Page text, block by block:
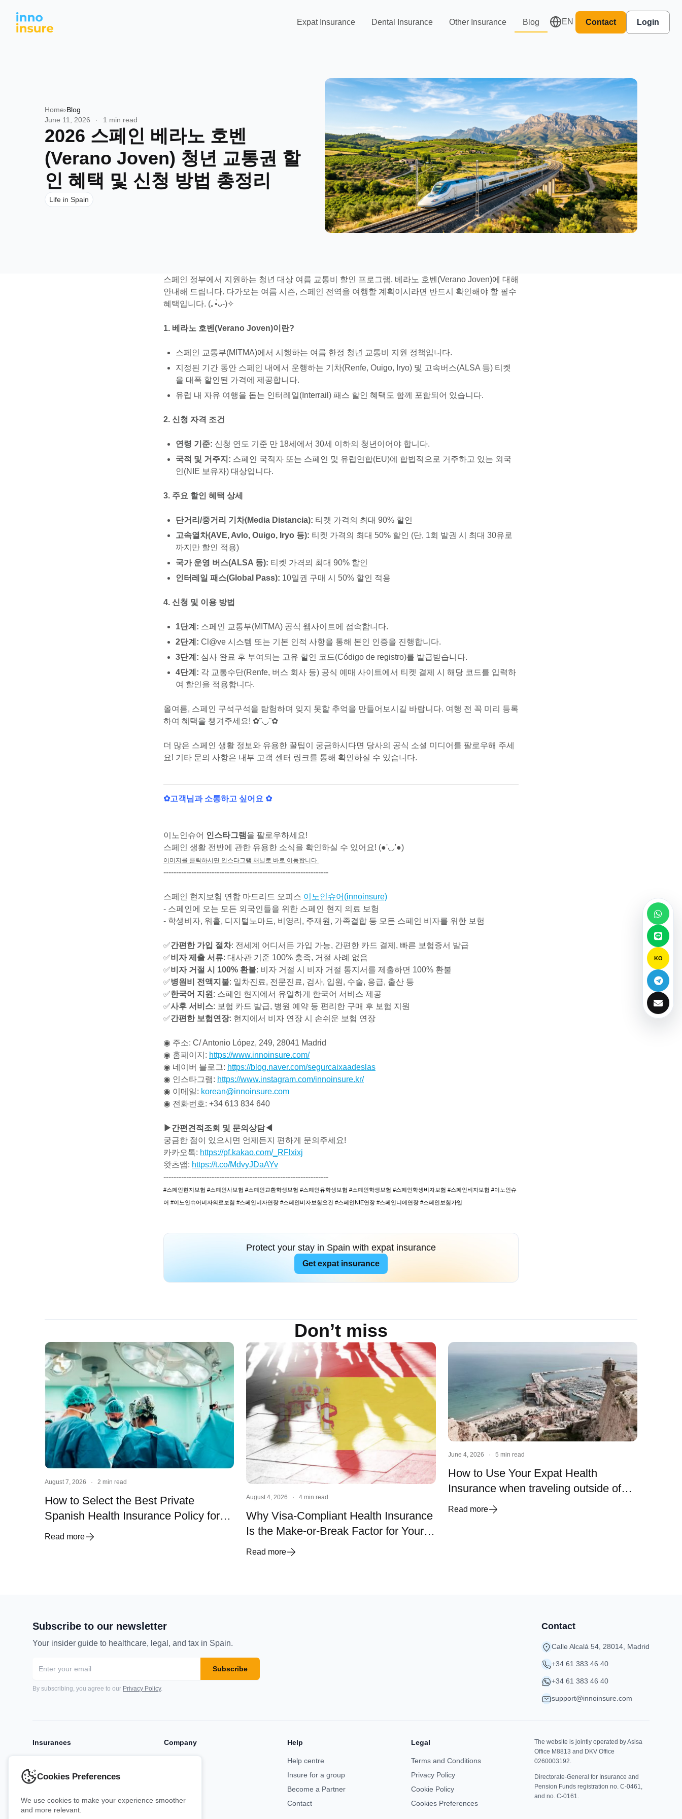
Expat Insurance Dental Insurance Other Insurance Blog EN Contact Login
Home›Blog
June 11, 2026
· 1 min read
2026 스페인 베라노 호벤
(Verano Joven) 청년 교통권 할
인 혜택 및 신청 방법 총정리
Life in Spain
스페인 정부에서 지원하는 청년 대상 여름 교통비 할인 프로그램, 베라노 호벤(Verano Joven)에 대해
안내해 드립니다. 다가오는 여름 시즌, 스페인 전역을 여행할 계획이시라면 반드시 확인해야 할 필수
혜택입니다. (｡•̀ᴗ-)✧
1. 베라노 호벤(Verano Joven)이란?
스페인 교통부(MITMA)에서 시행하는 여름 한정 청년 교통비 지원 정책입니다.
지정된 기간 동안 스페인 내에서 운행하는 기차(Renfe, Ouigo, Iryo) 및 고속버스(ALSA 등) 티켓
을 대폭 할인된 가격에 제공합니다.
유럽 내 자유 여행을 돕는 인터레일(Interrail) 패스 할인 혜택도 함께 포함되어 있습니다.
2. 신청 자격 조건
연령 기준: 신청 연도 기준 만 18세에서 30세 이하의 청년이어야 합니다.
국적 및 거주지: 스페인 국적자 또는 스페인 및 유럽연합(EU)에 합법적으로 거주하고 있는 외국
인(NIE 보유자) 대상입니다.
3. 주요 할인 혜택 상세
단거리/중거리 기차(Media Distancia): 티켓 가격의 최대 90% 할인
고속열차(AVE, Avlo, Ouigo, Iryo 등): 티켓 가격의 최대 50% 할인 (단, 1회 발권 시 최대 30유로
까지만 할인 적용)
국가 운영 버스(ALSA 등): 티켓 가격의 최대 90% 할인
인터레일 패스(Global Pass): 10일권 구매 시 50% 할인 적용
4. 신청 및 이용 방법
1단계: 스페인 교통부(MITMA) 공식 웹사이트에 접속합니다.
2단계: Cl@ve 시스템 또는 기본 인적 사항을 통해 본인 인증을 진행합니다.
3단계: 심사 완료 후 부여되는 고유 할인 코드(Código de registro)를 발급받습니다.
4단계: 각 교통수단(Renfe, 버스 회사 등) 공식 예매 사이트에서 티켓 결제 시 해당 코드를 입력하
여 할인을 적용합니다.
올여름, 스페인 구석구석을 탐험하며 잊지 못할 추억을 만들어보시길 바랍니다. 여행 전 꼭 미리 등록
하여 혜택을 챙겨주세요! ✿˘◡˘✿
더 많은 스페인 생활 정보와 유용한 꿀팁이 궁금하시다면 당사의 공식 소셜 미디어를 팔로우해 주세
요! 기타 문의 사항은 내부 고객 센터 링크를 통해 확인하실 수 있습니다.
✿고객님과 소통하고 싶어요 ✿
이노인슈어 인스타그램 을 팔로우하세요!
스페인 생활 전반에 관한 유용한 소식을 확인하실 수 있어요! (●'◡'●)
이미지를 클릭하시면 인스타그램 채널로 바로 이동합니다.
-----------------------------------------------------------------
스페인 현지보험 연합 마드리드 오피스 이노인슈어(innoinsure)
- 스페인에 오는 모든 외국인들을 위한 스페인 현지 의료 보험
- 학생비자, 워홀, 디지털노마드, 비영리, 주재원, 가족결합 등 모든 스페인 비자를 위한 보험
✅간편한 가입 절차: 전세계 어디서든 가입 가능, 간편한 카드 결제, 빠른 보험증서 발급
✅비자 제출 서류: 대사관 기준 100% 충족, 거절 사례 없음
✅비자 거절 시 100% 환불: 비자 거절 시 비자 거절 통지서를 제출하면 100% 환불
✅병원비 전액지불: 일차진료, 전문진료, 검사, 입원, 수술, 응급, 출산 등
✅한국어 지원 : 스페인 현지에서 유일하게 한국어 서비스 제공
✅사후 서비스: 보험 카드 발급, 병원 예약 등 편리한 구매 후 보험 지원
✅간편한 보험연장: 현지에서 비자 연장 시 손쉬운 보험 연장
◉ 주소: C/ Antonio López, 249, 28041 Madrid
◉ 홈페이지: https://www.innoinsure.com/
◉ 네이버 블로그: https://blog.naver.com/segurcaixaadeslas
◉ 인스타그램: https://www.instagram.com/innoinsure.kr/
◉ 이메일: korean@innoinsure.com
◉ 전화번호: +34 613 834 640
▶간편견적조회 및 문의상담◀
궁금한 점이 있으시면 언제든지 편하게 문의주세요!
카카오톡: https://pf.kakao.com/_RFlxixj
왓츠앱: https://t.co/MdvyJDaAYv
-----------------------------------------------------------------
#스페인현지보험 #스페인사보험 #스페인교환학생보험 #스페인유학생보험 #스페인학생보험 #스페인학생비자보험 #스페인비자보험 #이노인슈
어 #이노인슈어비자의료보험 #스페인비자연장 #스페인비자보험요건 #스페인NIE연장 #스페인니에연장 #스페인보험가입
Protect your stay in Spain with expat insurance
Get expat insurance
Don’t miss
August 7, 2026 · 2 min read
How to Select the Best Private
Spanish Health Insurance Policy for
Your Need
Read more
August 4, 2026 · 4 min read
Why Visa-Compliant Health Insurance
Is the Make-or-Break Factor for Your
Spanish Visa and Residency
Read more
June 4, 2026 · 5 min read
How to Use Your Expat Health
Insurance when traveling outside of
Spain?
Read more
Subscribe to our newsletter
Your insider guide to healthcare, legal, and tax in Spain.
Subscribe
By subscribing, you agree to our Privacy Policy.
Contact
Calle Alcalá 54, 28014, Madrid
+34 61 383 46 40
+34 61 383 46 40
support@innoinsure.com
Insurances
Dental Insurance
Pet Insurance
Company Help
Help centre
Insure for a group
Become a Partner
Contact
Legal
Terms and Conditions
Privacy Policy
Cookie Policy
Cookies Preferences
The website is jointly operated by Asisa
Office M8813 and DKV Office
0260003192.
Directorate-General for Insurance and
Pension Funds registration no. C-0461,
and no. C-0161.
KO
Cookies Preferences
We use cookies to make your experience smoother
and more relevant.